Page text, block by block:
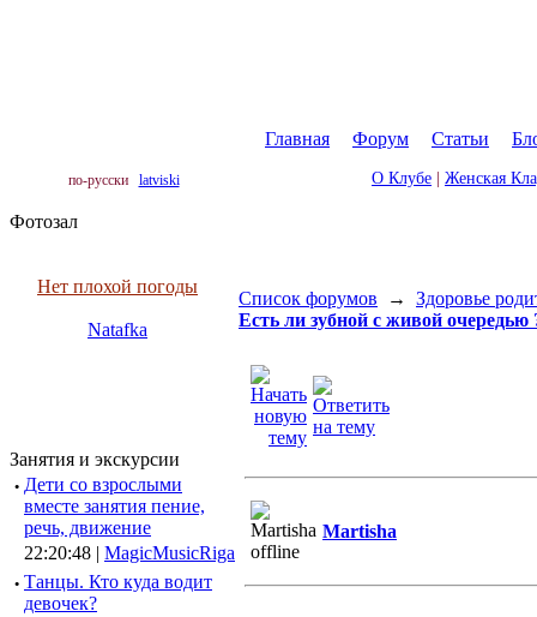
Главная Форум Статьи
по-русски latviski О Клубе Женская
Фотозал
Нет плохой погоды
Natafka
Занятия и экскурсии
· Дети со взрослыми
вместе занятия пение,
речь, движение
22:20:48 | MagicMusicRiga
· Танцы. Кто куда водит
девочек?
Список форумов → Здоровье
Есть ли зубной с живой очередью
Martisha